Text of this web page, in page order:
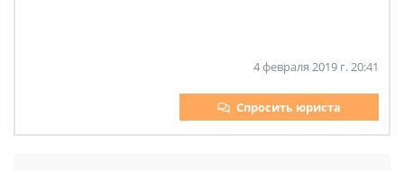
4 февраля 2019 г. 20:41
Спросить юриста